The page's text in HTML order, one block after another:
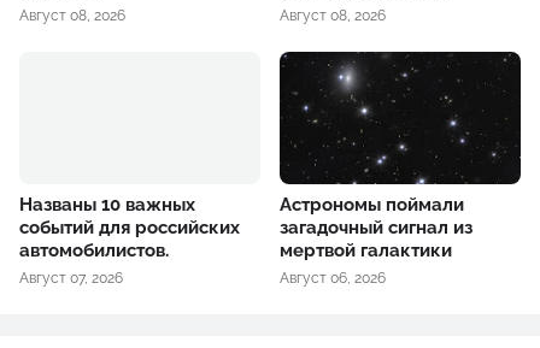
Август 08, 2026 Август 08, 2026
Названы 10 важных
событий для российских
автомобилистов.
Август 07, 2026
Астрономы поймали
загадочный сигнал из
мертвой галактики
Август 06, 2026